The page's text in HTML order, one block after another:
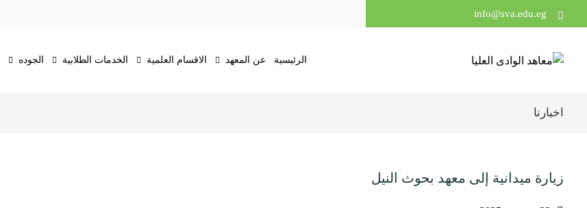
الرئيسية عن المعهد الاقسام العلمية الخدمات الطلابية الجوده
اخبارنا
زيارة ميدانية إلى معهد بحوث النيل